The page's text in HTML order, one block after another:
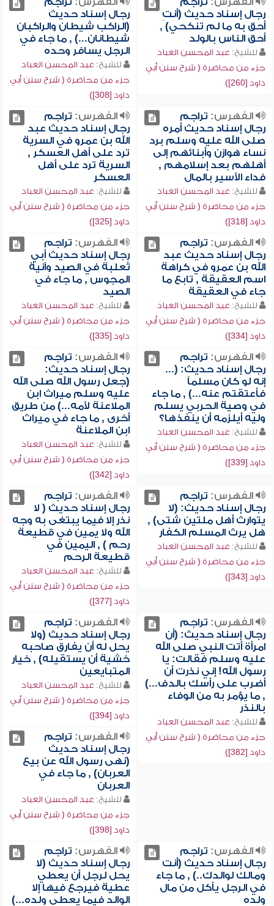
رجال إسناد حديث (أنتِ
أحق به ما لم تنكحي) ,
أحق الناس بالولد
للشيخ: عبد المحسن العباد
جزء من محاضرة ( شرح سنن أبي
داود [260])
رجال إسناد حديث
(الراكب شيطان والراكبان
شيطانان...) , ما جاء في
الرجل يسافر وحده
للشيخ: عبد المحسن العباد
جزء من محاضرة ( شرح سنن أبي
داود [308])
الفهرس: تراجم
رجال إسناد حديث أمره
صلى الله عليه وسلم برد
نساء هوازن وأبنائهم إلى
أهلهم بعد إسلامهم ,
فداء الأسير بالمال
للشيخ: عبد المحسن العباد
جزء من محاضرة ( شرح سنن أبي
داود [318])
الفهرس: تراجم
رجال إسناد حديث عبد
الله بن عمرو في السرية
ترد على أهل العسكر ,
السرية ترد على أهل
العسكر
للشيخ: عبد المحسن العباد
جزء من محاضرة ( شرح سنن أبي
داود [325])
الفهرس: تراجم
رجال إسناد حديث عبد
الله بن عمرو في كراهة
اسم العقيقة , تابع ما
جاء في العقيقة
للشيخ: عبد المحسن العباد
جزء من محاضرة ( شرح سنن أبي
داود [334])
الفهرس: تراجم
رجال إسناد حديث أبي
ثعلبة في الصيد وآنية
المجوس , ما جاء في
الصيد
للشيخ: عبد المحسن العباد
جزء من محاضرة ( شرح سنن أبي
داود [335])
الفهرس: تراجم
رجال إسناد حديث: (...
إنه لو كان مسلماً
فأعتقتم عنه...) , ما جاء
في وصية الحربي يسلم
وليه أيلزمه أن ينفذها؟
للشيخ: عبد المحسن العباد
جزء من محاضرة ( شرح سنن أبي
داود [339])
الفهرس: تراجم
رجال إسناد حديث:
(جعل رسول الله صلى الله
عليه وسلم ميراث ابن
الملاعنة لأمه...) من طريق
أخرى , ما جاء في ميراث
ابن الملاعنة
للشيخ: عبد المحسن العباد
جزء من محاضرة ( شرح سنن أبي
داود [342])
الفهرس: تراجم
رجال إسناد حديث: (لا
يتوارث أهل ملتين شتى) ,
هل يرث المسلم الكفار
للشيخ: عبد المحسن العباد
جزء من محاضرة ( شرح سنن أبي
داود [343])
الفهرس: تراجم
رجال إسناد حديث ( لا
نذر إلا فيما يبتغى به وجه
الله ولا يمين في قطيعة
رحم ) , اليمين في
قطيعة الرحم
للشيخ: عبد المحسن العباد
جزء من محاضرة ( شرح سنن أبي
داود [377])
الفهرس: تراجم
رجال إسناد حديث: (أن
امرأة أتت النبي صلى الله
عليه وسلم فقالت: يا
رسول الله! إني نذرت أن
أضرب على رأسك بالدف...)
, ما يؤمر به من الوفاء
بالنذر
للشيخ: عبد المحسن العباد
جزء من محاضرة ( شرح سنن أبي
داود [382])
الفهرس: تراجم
رجال إسناد حديث (ولا
يحل له أن يفارق صاحبه
خشية أن يستقيله) , خيار
المتبايعين
للشيخ: عبد المحسن العباد
جزء من محاضرة ( شرح سنن أبي
داود [394])
الفهرس: تراجم
رجال إسناد حديث
(نهى رسول الله عن بيع
العربان) , ما جاء في
العربان
للشيخ: عبد المحسن العباد
جزء من محاضرة ( شرح سنن أبي
داود [398])
الفهرس: تراجم
رجال إسناد حديث (أنت
ومالك لوالدك..) , ما جاء
في الرجل يأكل من مال
ولده
الفهرس: تراجم
رجال إسناد حديث (لا
يحل لرجل أن يعطي
عطية فيرجع فيها إلا
الوالد فيما يعطي ولده...)